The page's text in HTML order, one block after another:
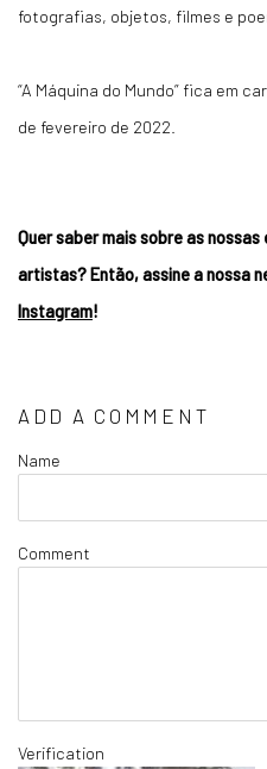
fotografias, objetos, filmes e
“A Máquina do Mundo” fica em
de fevereiro de 2022.
Quer saber mais sobre as
artistas? Então, assine a nossa
Instagram!
ADD A COMMENT
Name
Comment
Verification